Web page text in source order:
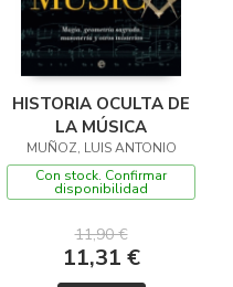
HISTORIA OCULTA DE
LA MÚSICA
MUÑOZ, LUIS ANTONIO
Con stock. Confirmar
disponibilidad
11,90 €
11,31 €